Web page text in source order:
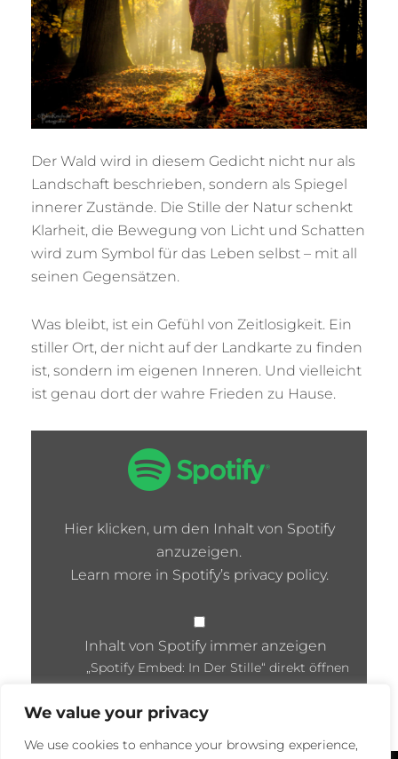
We value your privacy
We use cookies to enhance your browsing experience,
Der Wald wird in diesem Gedicht nicht nur als
Landschaft beschrieben, sondern als Spiegel
innerer Zustände. Die Stille der Natur schenkt
Klarheit, die Bewegung von Licht und Schatten
wird zum Symbol für das Leben selbst – mit all
seinen Gegensätzen.
Was bleibt, ist ein Gefühl von Zeitlosigkeit. Ein
stiller Ort, der nicht auf der Landkarte zu finden
ist, sondern im eigenen Inneren. Und vielleicht
ist genau dort der wahre Frieden zu Hause.
VONHier klicken, um den Inhalt von Spotify
anzuzeigen.
Learn more in Spotify’s privacy policy.
Inhalt von Spotify immer anzeigen
„Spotify Embed: In Der Stille“ direkt öffnen